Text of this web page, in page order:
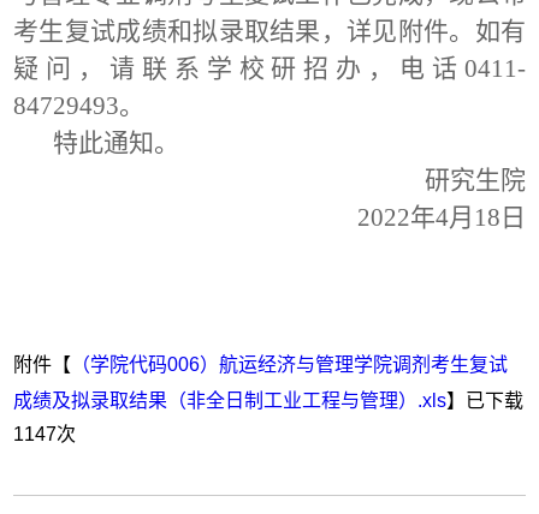
考生复试成绩和拟录取结果，详见附件。如有
疑问，请联系学校研招办，电话 0411-
84729493。
特此通知。
研究生院
2022年4月18 日
附件【 （学院代码006）航运经济与管理学院调剂考生复试
成绩及拟录取结果（非全日制工业工程与管理）.xls】已下载
1147次